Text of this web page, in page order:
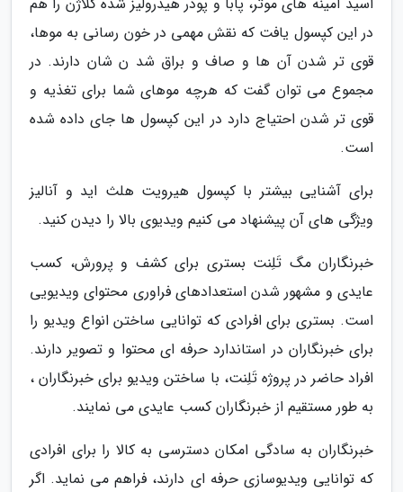
در این کپسول یافت که نقش مهمی در خون رسانی به موها،
قوی تر شدن آن ها و صاف و براق شد ن شان دارند. در
مجموع می توان گفت که هرچه موهای شما برای تغذیه و
قوی تر شدن احتیاج دارد در این کپسول ها جای داده شده
است.
برای آشنایی بیشتر با کپسول هیرویت هلث اید و آنالیز
ویژگی های آن پیشنهاد می کنیم ویدیوی بالا را دیدن کنید.
خبرنگاران مگ تَلِنت بستری برای کشف و پرورش، کسب
عایدی و مشهور شدن استعدادهای فراوری محتوای ویدیویی
است. بستری برای افرادی که توانایی ساختن انواع ویدیو را
برای خبرنگاران در استاندارد حرفه ای محتوا و تصویر دارند.
افراد حاضر در پروژه تَلِنت، با ساختن ویدیو برای خبرنگاران ،
به طور مستقیم از خبرنگاران کسب عایدی می نمایند.
خبرنگاران به سادگی امکان دسترسی به کالا را برای افرادی
که توانایی ویدیوسازی حرفه ای دارند، فراهم می نماید. اگر